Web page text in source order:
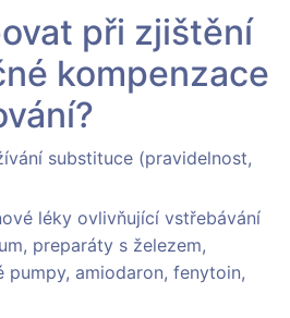
při zjištění
kompenzace
substituce (pravidelnost,
léky ovlivňující vstřebávání
preparáty s železem,
amiodaron, fenytoin,